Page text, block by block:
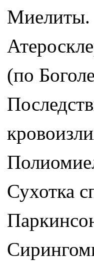
Миелиты.
(по
Сухотка